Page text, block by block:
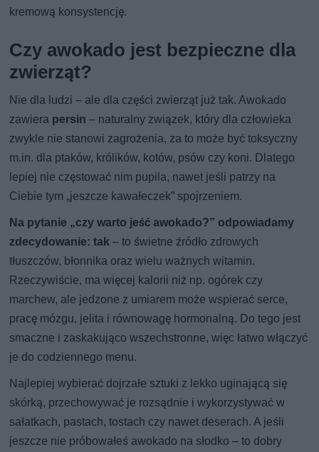
kremową konsystencję.
Czy awokado jest bezpieczne dla
zwierząt?
Nie dla ludzi – ale dla części zwierząt już tak. Awokado
zawiera persin – naturalny związek, który dla człowieka
zwykle nie stanowi zagrożenia, za to może być toksyczny
m.in. dla ptaków, królików, kotów, psów czy koni. Dlatego
lepiej nie częstować nim pupila, nawet jeśli patrzy na
Ciebie tym „jeszcze kawałeczek” spojrzeniem.
Na pytanie „czy warto jeść awokado?” odpowiadamy
zdecydowanie: tak – to świetne źródło zdrowych
tłuszczów, błonnika oraz wielu ważnych witamin.
Rzeczywiście, ma więcej kalorii niż np. ogórek czy
marchew, ale jedzone z umiarem może wspierać serce,
pracę mózgu, jelita i równowagę hormonalną. Do tego jest
smaczne i zaskakująco wszechstronne, więc łatwo włączyć
je do codziennego menu.
Najlepiej wybierać dojrzałe sztuki z lekko uginającą się
skórką, przechowywać je rozsądnie i wykorzystywać w
sałatkach, pastach, tostach czy nawet deserach. A jeśli
jeszcze nie próbowałeś awokado na słodko – to dobry